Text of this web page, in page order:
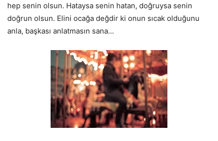
hep senin olsun. Hataysa senin hatan, doğruysa senin
doğrun olsun. Elini ocağa değdir ki onun sıcak olduğunu
anla, başkası anlatmasın sana…